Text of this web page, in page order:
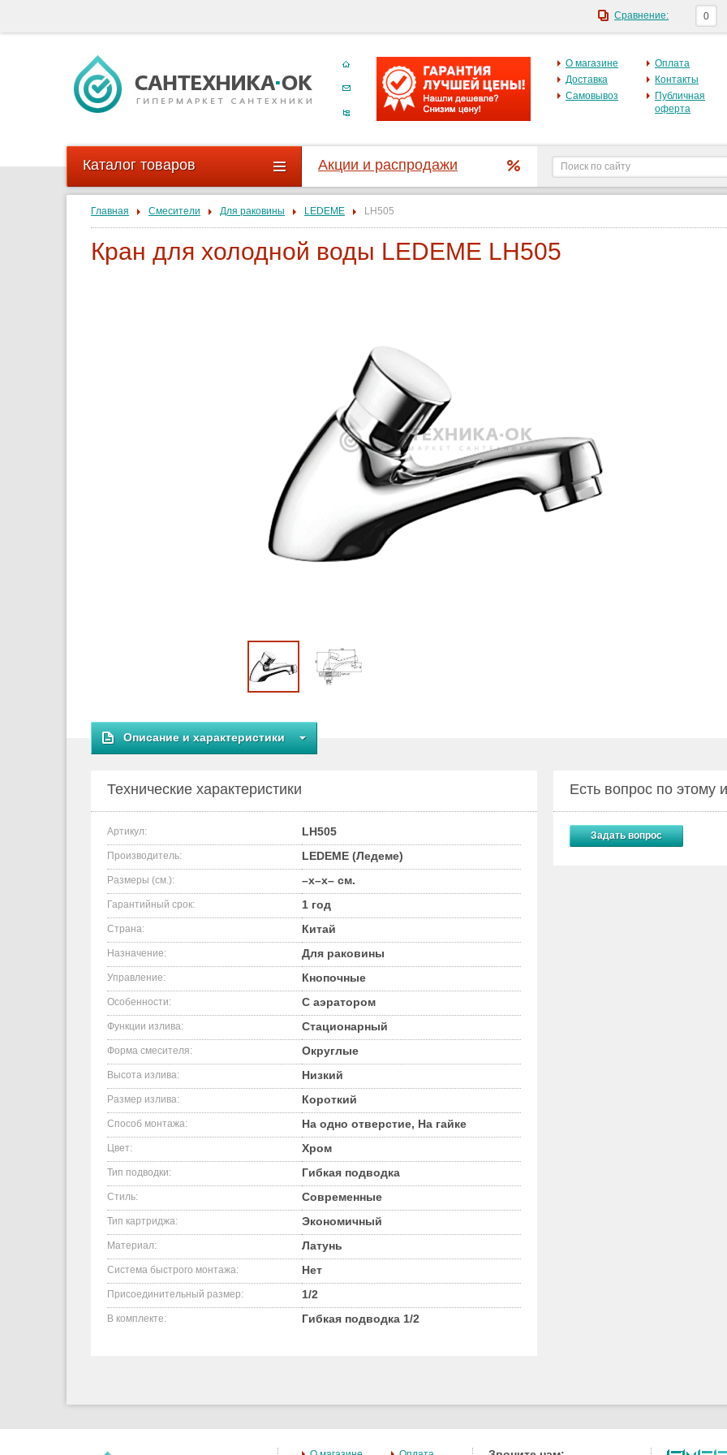
О магазине
Доставка
Самовывоз
Оплата
Контакты
Публичная
оферта
Каталог товаров Акции и распродажи
Главная Смесители Для раковины LEDEME LH505
Кран для холодной воды LEDEME LH505
Описание и характеристики
Технические характеристики
Артикул: LH505
Производитель: LEDEME (Ледеме)
Размеры (см.): –x–x– см.
Гарантийный срок: 1 год
Страна: Китай
Назначение: Для раковины
Управление: Кнопочные
Особенности: С аэратором
Функции излива: Стационарный
Форма смесителя: Округлые
Высота излива: Низкий
Размер излива: Короткий
Способ монтажа: На одно отверстие, На гайке
Цвет: Хром
Тип подводки: Гибкая подводка
Стиль: Современные
Тип картриджа: Экономичный
Материал: Латунь
Система быстрого монтажа: Нет
Присоединительный размер: 1/2
В комплекте: Гибкая подводка 1/2
Есть вопрос по этому
Задать вопрос
Сравнение: 0